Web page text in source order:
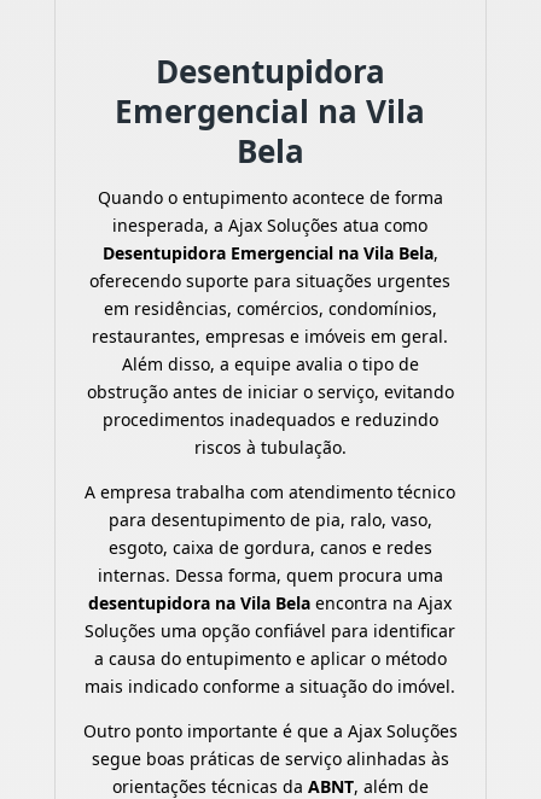
Desentupidora
Emergencial na Vila
Bela
Quando o entupimento acontece de forma
inesperada, a Ajax Soluções atua como
Desentupidora Emergencial na Vila Bela,
oferecendo suporte para situações urgentes
em residências, comércios, condomínios,
restaurantes, empresas e imóveis em geral.
Além disso, a equipe avalia o tipo de
obstrução antes de iniciar o serviço, evitando
procedimentos inadequados e reduzindo
riscos à tubulação.
A empresa trabalha com atendimento técnico
para desentupimento de pia, ralo, vaso,
esgoto, caixa de gordura, canos e redes
internas. Dessa forma, quem procura uma
desentupidora na Vila Bela encontra na Ajax
Soluções uma opção confiável para identificar
a causa do entupimento e aplicar o método
mais indicado conforme a situação do imóvel.
Outro ponto importante é que a Ajax Soluções
segue boas práticas de serviço alinhadas às
orientações técnicas da ABNT, além de